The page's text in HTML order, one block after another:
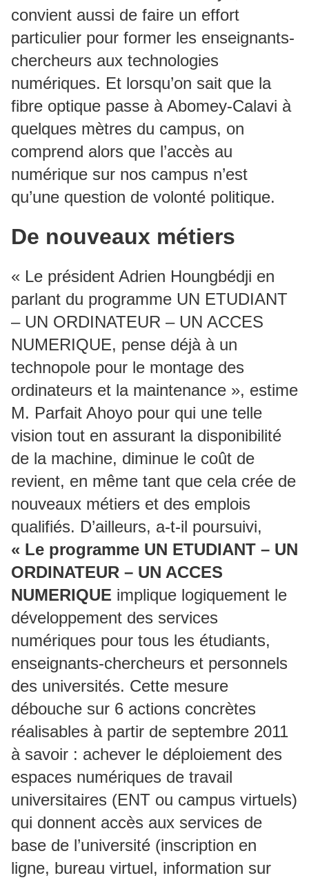
convient aussi de faire un effort
particulier pour former les enseignants-
chercheurs aux technologies
numériques. Et lorsqu’on sait que la
fibre optique passe à Abomey-Calavi à
quelques mètres du campus, on
comprend alors que l’accès au
numérique sur nos campus n’est
qu’une question de volonté politique.
De nouveaux métiers
« Le président Adrien Houngbédji en
parlant du programme UN ETUDIANT
– UN ORDINATEUR – UN ACCES
NUMERIQUE, pense déjà à un
technopole pour le montage des
ordinateurs et la maintenance », estime
M. Parfait Ahoyo pour qui une telle
vision tout en assurant la disponibilité
de la machine, diminue le coût de
revient, en même tant que cela crée de
nouveaux métiers et des emplois
qualifiés. D’ailleurs, a-t-il poursuivi,
« Le programme UN ETUDIANT – UN
ORDINATEUR – UN ACCES
NUMERIQUE implique logiquement le
développement des services
numériques pour tous les étudiants,
enseignants-chercheurs et personnels
des universités. Cette mesure
débouche sur 6 actions concrètes
réalisables à partir de septembre 2011
à savoir : achever le déploiement des
espaces numériques de travail
universitaires (ENT ou campus virtuels)
qui donnent accès aux services de
base de l’université (inscription en
ligne, bureau virtuel, information sur